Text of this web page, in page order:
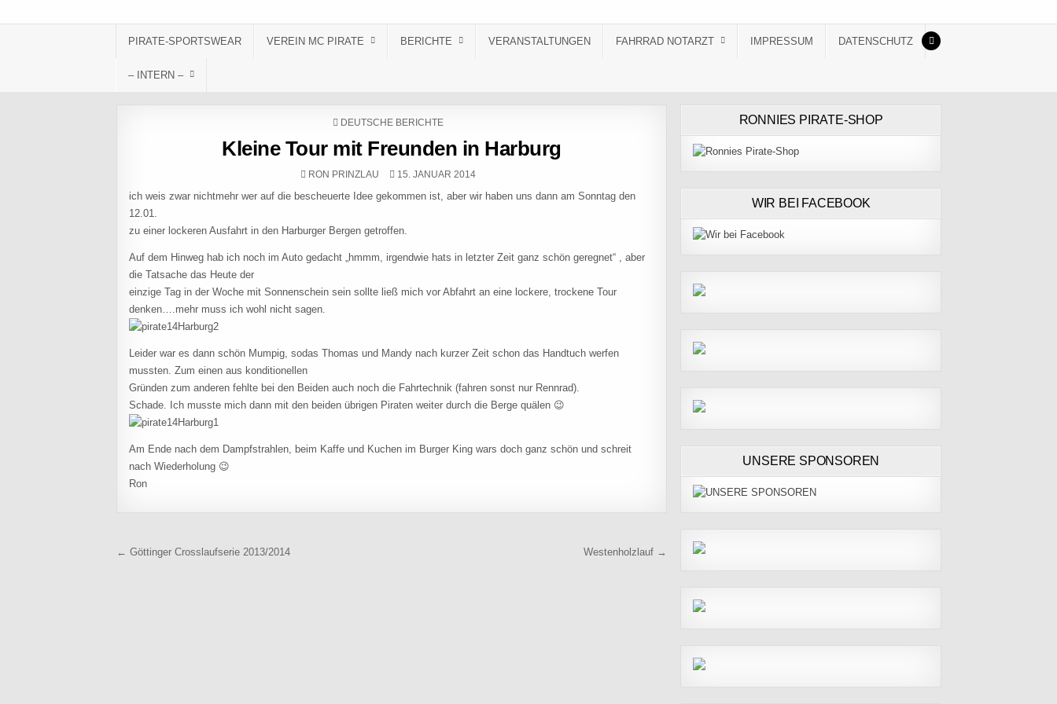
PIRATE-SPORTSWEAR VEREIN MC PIRATE BERICHTE VERANSTALTUNGEN FAHRRAD NOTARZT IMPRESSUM DATENSCHUTZ
– INTERN –
POSTED IN
DEUTSCHE BERICHTE
Kleine Tour mit Freunden in Harburg
AUTHOR:
RON PRINZLAU PUBLISHED DATE:
15. JANUAR 2014
ich weis zwar nichtmehr wer auf die bescheuerte Idee gekommen ist, aber wir haben uns dann am Sonntag den
12.01.
zu einer lockeren Ausfahrt in den Harburger Bergen getroffen.
Auf dem Hinweg hab ich noch im Auto gedacht „hmmm, irgendwie hats in letzter Zeit ganz schön geregnet“ , aber
die Tatsache das Heute der
einzige Tag in der Woche mit Sonnenschein sein sollte ließ mich vor Abfahrt an eine lockere, trockene Tour
denken….mehr muss ich wohl nicht sagen.
Leider war es dann schön Mumpig, sodas Thomas und Mandy nach kurzer Zeit schon das Handtuch werfen
mussten. Zum einen aus konditionellen
Gründen zum anderen fehlte bei den Beiden auch noch die Fahrtechnik (fahren sonst nur Rennrad).
Schade. Ich musste mich dann mit den beiden übrigen Piraten weiter durch die Berge quälen 😉
Am Ende nach dem Dampfstrahlen, beim Kaffe und Kuchen im Burger King wars doch ganz schön und schreit
nach Wiederholung 😉
Ron
Beitragsnavigation
← Göttinger Crosslaufserie 2013/2014 Westenholzlauf →
RONNIES PIRATE-SHOP
WIR BEI FACEBOOK
UNSERE SPONSOREN